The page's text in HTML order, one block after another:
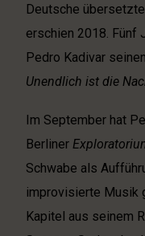
Deutsche
erschien 2018. Fünf
Pedro Kadivar
Unendlich ist die
Im September hat
Berliner
Schwabe als
improvisierte Musik
Kapitel aus seinem